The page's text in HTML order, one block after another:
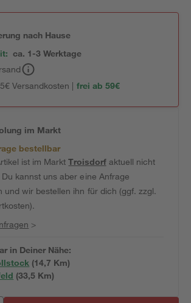
nach Hause
ca. 1-3 Werktage
Versandkosten | frei ab 59€
im Markt
bestellbar
ist im MarktTroisdorfaktuell nicht
kannst uns aber eine Anfrage
und wir bestellen ihn für dich (ggf. zzgl.
>
in Deiner Nähe:
(14,7 Km)
(33,5 Km)